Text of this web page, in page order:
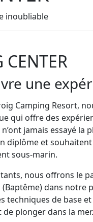
inoubliable
une
Camping Resort,
qui offre des
jamais essayé la
diplôme et
sous-marin.
nous offrons le
dans notre
techniques de base
plonger dans la mer.